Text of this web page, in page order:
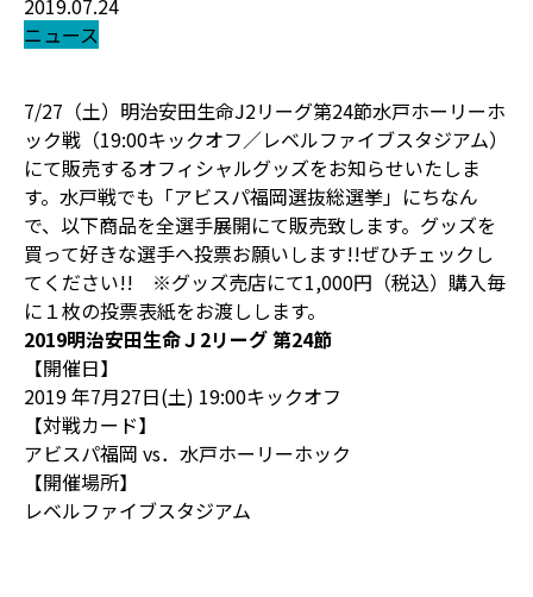
2019.07.24
ニュース
7/27（土）明治安田生命J2リーグ第24節水戸ホーリーホ
ック戦（19:00キックオフ／レベルファイブスタジアム）
にて販売するオフィシャルグッズをお知らせいたしま
す。水戸戦でも「アビスパ福岡選抜総選挙」にちなん
で、以下商品を全選手展開にて販売致します。グッズを
買って好きな選手へ投票お願いします!!ぜひチェックし
てください!! ※グッズ売店にて1,000円（税込）購入毎
に１枚の投票表紙をお渡しします。
2019明治安田生命Ｊ2リーグ 第24節
【開催日】
2019 年7月27日(土) 19:00キックオフ
【対戦カード】
アビスパ福岡 vs．水戸ホーリーホック
【開催場所】
レベルファイブスタジアム